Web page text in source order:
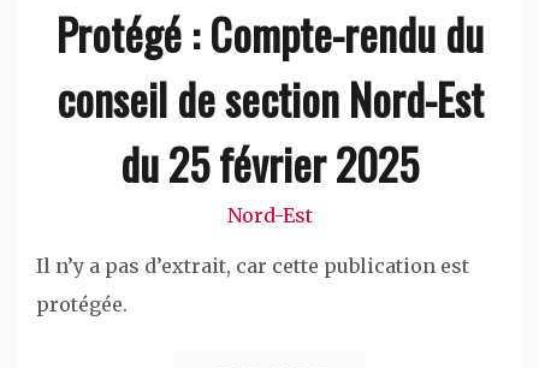
Protégé : Compte-rendu du
conseil de section Nord-Est
du 25 février 2025
Nord-Est
Il n’y a pas d’extrait, car cette publication est
protégée.